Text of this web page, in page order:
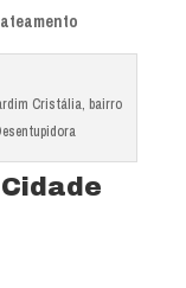
Cristália, bairro